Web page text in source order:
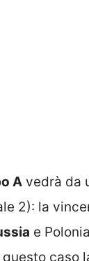
A vedrà da
2): la
e
caso